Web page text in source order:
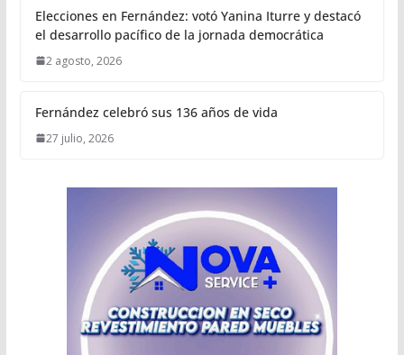
Elecciones en Fernández: votó Yanina Iturre y destacó
el desarrollo pacífico de la jornada democrática
2 agosto, 2026
Fernández celebró sus 136 años de vida
27 julio, 2026